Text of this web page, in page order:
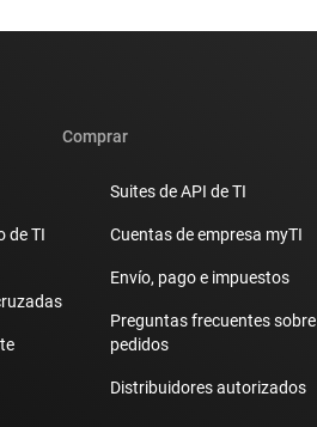
de TI
Comprar
Suites de API de TI
Cuentas de empresa myTI
Envío, pago e impuestos
Preguntas frecuentes sobre
pedidos
Distribuidores autorizados